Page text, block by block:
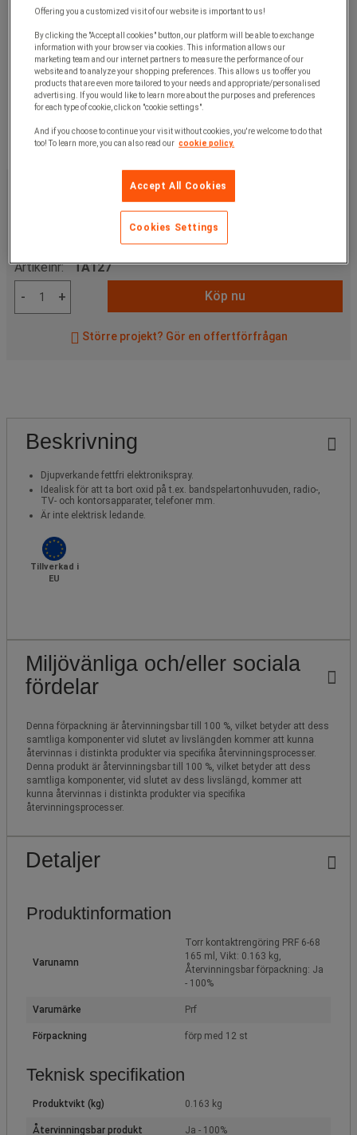
exkl. moms
Artikelnr:TA127
-
+ Köp nu
Större projekt? Gör en offertförfrågan
Beskrivning
Djupverkande fettfri elektronikspray.
Idealisk för att ta bort oxid på t.ex. bandspelartonhuvuden, radio-,
TV- och kontorsapparater, telefoner mm.
Är inte elektrisk ledande.
Tillverkad i
EU
Miljövänliga och/eller sociala
fördelar
Denna förpackning är återvinningsbar till 100 %, vilket betyder att dess
samtliga komponenter vid slutet av livslängden kommer att kunna
återvinnas i distinkta produkter via specifika återvinningsprocesser.
Denna produkt är återvinningsbar till 100 %, vilket betyder att dess
samtliga komponenter, vid slutet av dess livslängd, kommer att
kunna återvinnas i distinkta produkter via specifika
återvinningsprocesser.
Detaljer
Produktinformation
Varunamn
Torr kontaktrengöring PRF 6-68
165 ml, Vikt: 0.163 kg,
Återvinningsbar förpackning: Ja
- 100%
Varumärke Prf
Förpackning förp med 12 st
Teknisk specifikation
Produktvikt (kg) 0.163 kg
Återvinningsbar produkt Ja - 100%
Offering you a customized visit of our website is important to us!
By clicking the "Accept all cookies" button, our platform will be able to exchange
information with your browser via cookies. This information allows our
marketing team and our internet partners to measure the performance of our
website and to analyze your shopping preferences. This allows us to offer you
products that are even more tailored to your needs and appropriate/personalised
advertising. If you would like to learn more about the purposes and preferences
for each type of cookie, click on "cookie settings".
And if you choose to continue your visit without cookies, you're welcome to do that
too! To learn more, you can also read our cookie policy.
Accept All Cookies
Cookies Settings